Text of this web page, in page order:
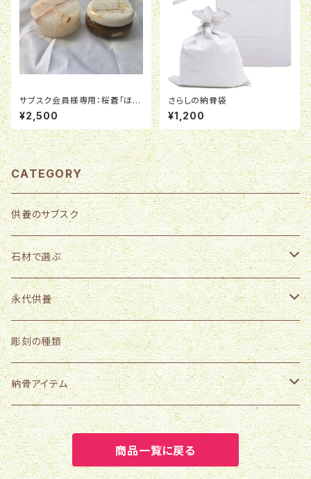
サブスク会員様専用：桜蒼「ほ
う」用天然石御遺骨ケース「オニ
キス製ケース」（３ｃｍＸ６．５ｃ
ｍ）
¥2,500
さらしの納骨袋
¥1,200
CATEGORY
供養のサブスク
石材で選ぶ
外国産
中国産
中国産以外
国産
永代供養
樹木葬「そら」施設使用料
樹木葬「そら」用墓石販売
彫刻の種類
納骨アイテム
骨壺５寸
骨壺４寸
商品一覧に戻る